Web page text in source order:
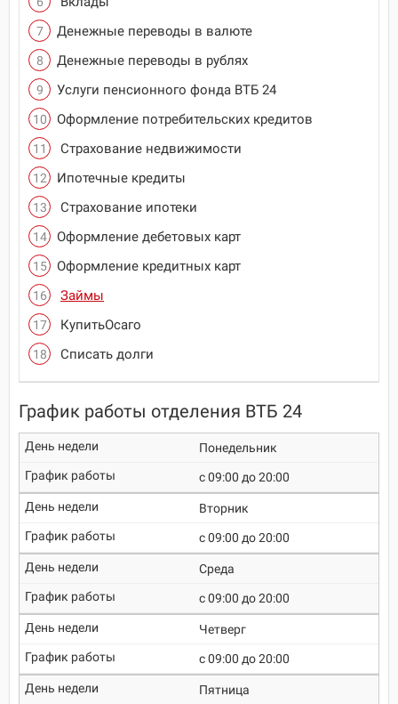
Денежные переводы в валюте
Денежные переводы в рублях
Услуги пенсионного фонда ВТБ 24
Оформление потребительских кредитов
Страхование недвижимости
Ипотечные кредиты
Страхование ипотеки
Оформление дебетовых карт
Оформление кредитных карт
Займы
КупитьОсаго
Списать долги
График работы отделения ВТБ 24
Понедельник
c 09:00 до 20:00
Вторник
c 09:00 до 20:00
Среда
c 09:00 до 20:00
Четверг
c 09:00 до 20:00
Пятница